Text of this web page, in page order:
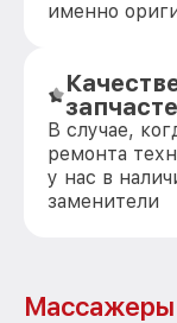
именно
В случае,
ремонта
у нас в
заменители
Массажеры